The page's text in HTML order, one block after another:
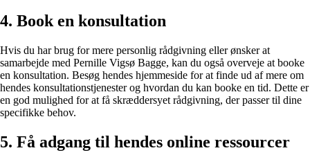
4. Book en konsultation
Hvis du har brug for mere personlig rådgivning eller ønsker at
samarbejde med Pernille Vigsø Bagge, kan du også overveje at booke
en konsultation. Besøg hendes hjemmeside for at finde ud af mere om
hendes konsultationstjenester og hvordan du kan booke en tid. Dette er
en god mulighed for at få skræddersyet rådgivning, der passer til dine
specifikke behov.
5. Få adgang til hendes online ressourcer